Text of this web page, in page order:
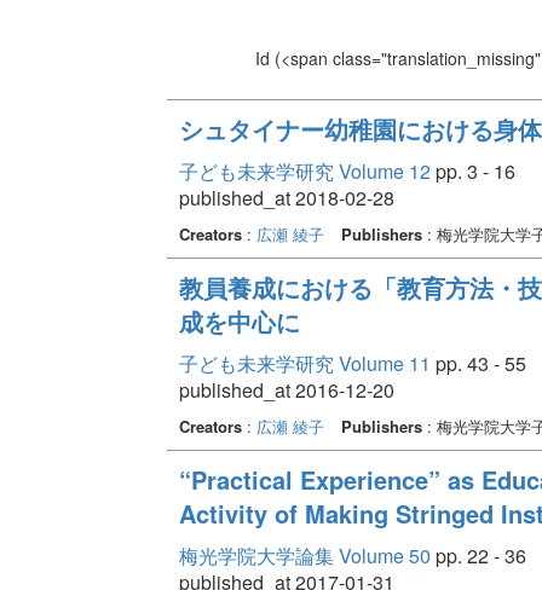
Id (<span
シュタイナー幼稚園における身
子ども未来学研究 Volume 12pp. 3 - 16
published_at 2018-02-28
Creators: 広瀬 綾子 Publishers: 梅光学院大学
教員養成における「教育方法・
成を中心に
子ども未来学研究 Volume 11 pp. 43 - 55
published_at 2016-12-20
Creators: 広瀬 綾子 Publishers: 梅光学院大学
“Practical Experience” as
Activity of Making Stringed
梅光学院大学論集 Volume 50 pp. 22 - 36
published_at 2017-01-31